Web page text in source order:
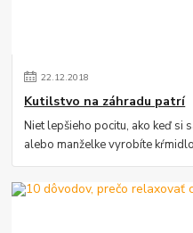
22.12.2018
Kutilstvo na záhradu patrí
Niet lepšieho pocitu, ako keď si
alebo manželke vyrobíte